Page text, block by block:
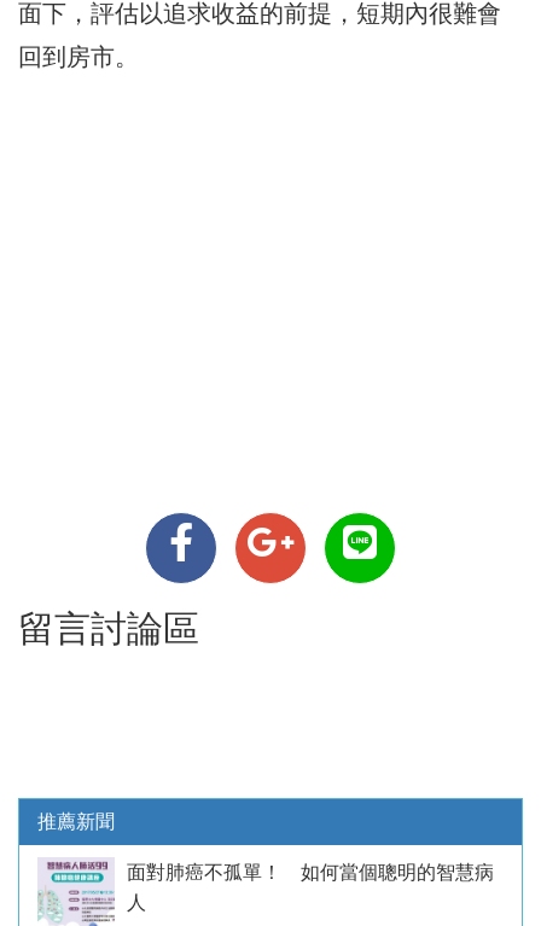
面下，評估以追求收益的前提，短期內很難會
回到房市。
留言討論區
推薦新聞
面對肺癌不孤單！ 如何當個聰明的智慧病
人